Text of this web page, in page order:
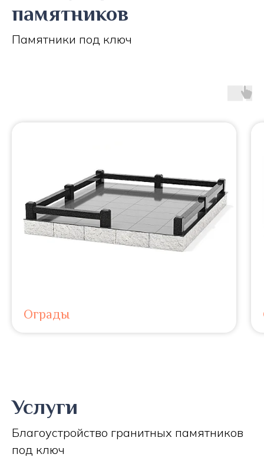
памятников
Памятники под ключ
Ограды
Услуги
Благоустройство гранитных памятников
под ключ